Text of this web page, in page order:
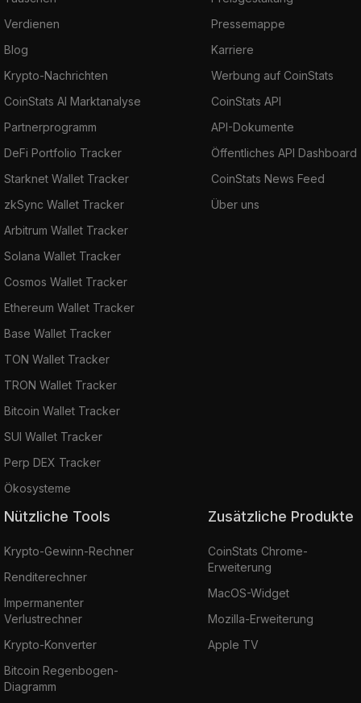
Verdienen
Blog
Krypto-Nachrichten
CoinStats AI Marktanalyse
Partnerprogramm
DeFi Portfolio Tracker
Starknet Wallet Tracker
zkSync Wallet Tracker
Arbitrum Wallet Tracker
Solana Wallet Tracker
Cosmos Wallet Tracker
Ethereum Wallet Tracker
Base Wallet Tracker
TON Wallet Tracker
TRON Wallet Tracker
Bitcoin Wallet Tracker
SUI Wallet Tracker
Perp DEX Tracker
Ökosysteme
Pressemappe
Karriere
Werbung auf CoinStats
CoinStats API
API-Dokumente
Öffentliches API Dashboard
CoinStats News Feed
Über uns
Nützliche Tools
Krypto-Gewinn-Rechner
Renditerechner
Impermanenter
Verlustrechner
Krypto-Konverter
Bitcoin Regenbogen-
Diagramm
Zusätzliche Produkte
CoinStats Chrome-
Erweiterung
MacOS-Widget
Mozilla-Erweiterung
Apple TV